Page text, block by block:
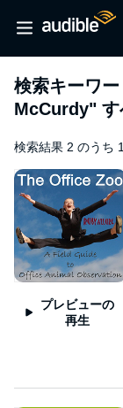
検索キーワ
McCurdy" す
検索結果 2 のうち
プレビューの
再生